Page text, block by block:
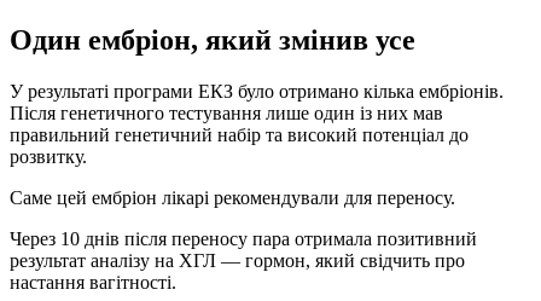
Один ембріон, який змінив усе
У результаті програми ЕКЗ було отримано кілька ембріонів.
Після генетичного тестування лише один із них мав
правильний генетичний набір та високий потенціал до
розвитку.
Саме цей ембріон лікарі рекомендували для переносу.
Через 10 днів після переносу пара отримала позитивний
результат аналізу на ХГЛ — гормон, який свідчить про
настання вагітності.